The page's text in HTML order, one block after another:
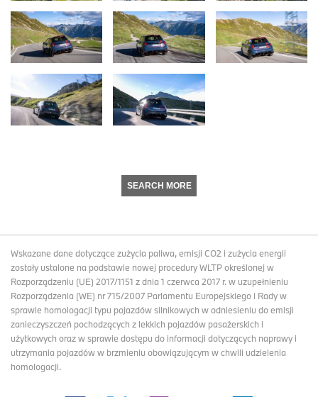
SEARCH MORE
Wskazane dane dotyczące zużycia paliwa, emisji CO2 i zużycia energii
zostały ustalone na podstawie nowej procedury WLTP określonej w
Rozporządzeniu (UE) 2017/1151 z dnia 1 czerwca 2017 r. w uzupełnieniu
Rozporządzenia (WE) nr 715/2007 Parlamentu Europejskiego i Rady w
sprawie homologacji typu pojazdów silnikowych w odniesieniu do emisji
zanieczyszczeń pochodzących z lekkich pojazdów pasażerskich i
użytkowych oraz w sprawie dostępu do informacji dotyczących naprawy i
utrzymania pojazdów w brzmieniu obowiązującym w chwili udzielenia
homologacji.